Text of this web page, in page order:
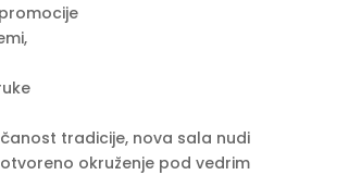
tradicije, nova sala nudi
okruženje pod vedrim